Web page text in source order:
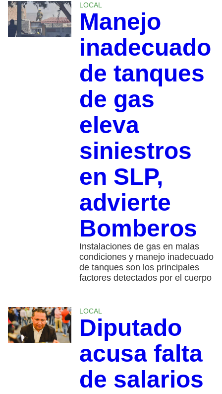
LOCAL
Manejo
inadecuado
de tanques
de gas
eleva
siniestros
en SLP,
advierte
Bomberos
Instalaciones de gas en malas
condiciones y manejo inadecuado
de tanques son los principales
factores detectados por el cuerpo
LOCAL
Diputado
acusa falta
de salarios